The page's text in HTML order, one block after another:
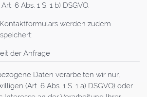
6 Abs. 1 S. 1 b) DSGVO.
werden zudem
der Anfrage
Daten verarbeiten wir nur,
(Art. 6 Abs. 1 S. 1 a) DSGVO) oder